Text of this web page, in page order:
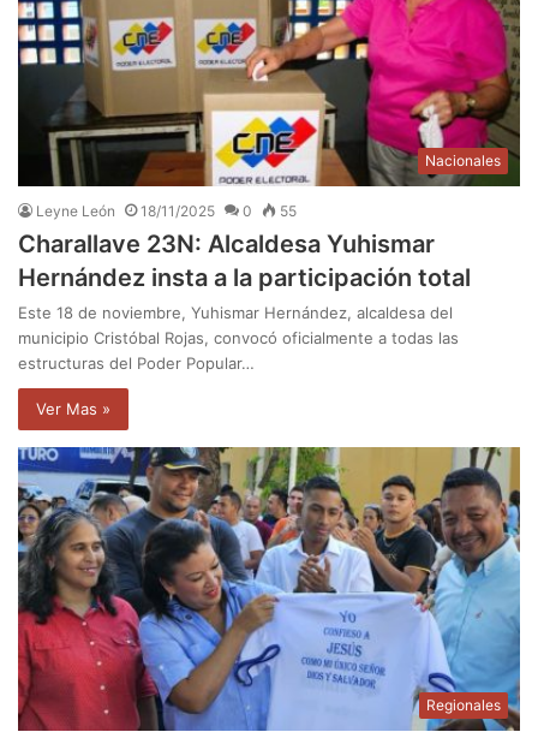
Nacionales
Leyne León 18/11/2025 0 55
Charallave 23N: Alcaldesa Yuhismar
Hernández insta a la participación total
Este 18 de noviembre, Yuhismar Hernández, alcaldesa del
municipio Cristóbal Rojas, convocó oficialmente a todas las
estructuras del Poder Popular…
Ver Mas »
Regionales